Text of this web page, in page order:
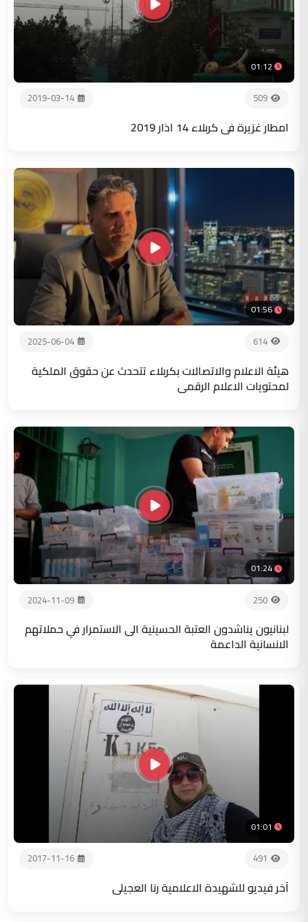
01:12
509
2019-03-14
امطار غزيرة في كربلاء 14 اذار 2019
01:56
614
2025-06-04
هيئة الاعلام والاتصالات بكربلاء تتحدث عن حقوق الملكية
لمحتويات الاعلام الرقمي
01:24
250
2024-11-09
لبنانيون يناشدون العتبة الحسينية الى الاستمرار في حملاتهم
الانسانية الداعمة
01:01
491
2017-11-16
آخر فيديو للشهيدة الاعلامية رنا العجيلي